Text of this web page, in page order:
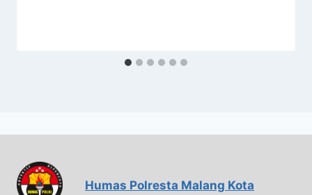
Humas Polresta Malang Kota